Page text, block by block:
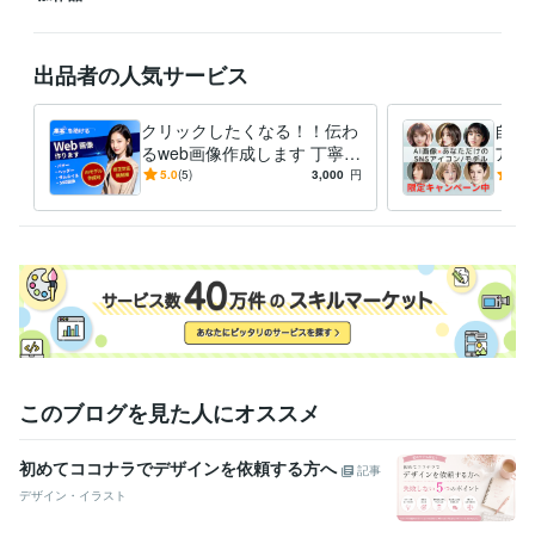
ECサイト 楽天 アマゾン バナー 商品画像
学歴
出品者の人気サービス
クリックしたくなる！！伝わ
るweb画像作成します 丁寧な
デザインであなたのサービス
5.0(5) 3,000 円
自然
アイ
S・
このブログを見た人にオススメ
初めてココナラでデザインを依頼する方へ
記事
デザイン・イラスト